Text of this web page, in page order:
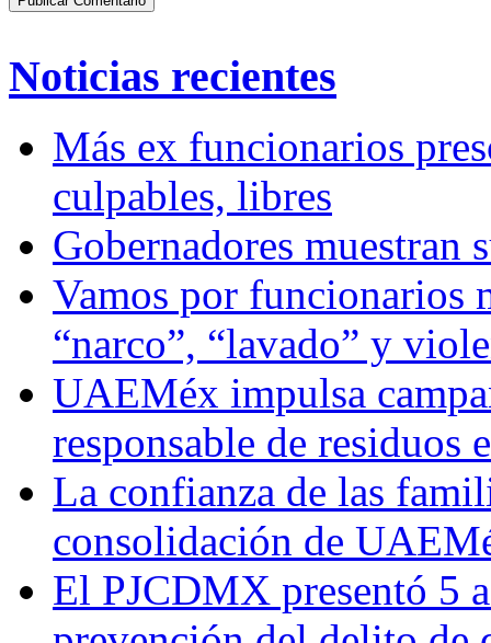
Noticias recientes
Más ex funcionarios
culpables, libres
Gobernadores muestran
Vamos por funcionarios
“narco”, “lavado” y
UAEMéx impulsa
responsable de residuos
La confianza de las
consolidación de
El PJCDMX presentó 5